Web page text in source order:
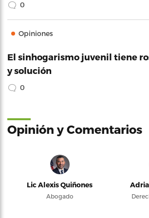
0
Opiniones
El sinhogarismo juvenil tiene
y solución
0
Opinión y Comentarios
Lic Alexis Quiñones
Abogado